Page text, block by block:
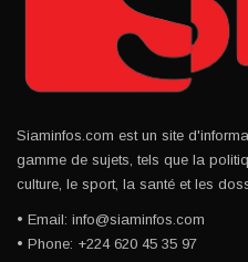
Siaminfos.com est un site
gamme de sujets, tels que la
culture, le sport, la santé et les
• Email: info@siaminfos.com
• Phone: +224 620 45 35 97